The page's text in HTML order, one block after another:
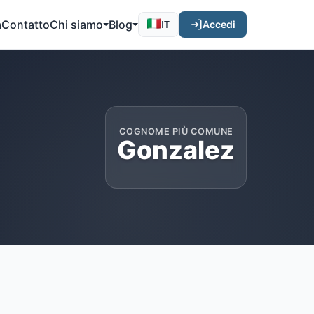
ContattoChi siamo Blog IT Accedi
COGNOME PIÙ COMUNE
Gonzalez